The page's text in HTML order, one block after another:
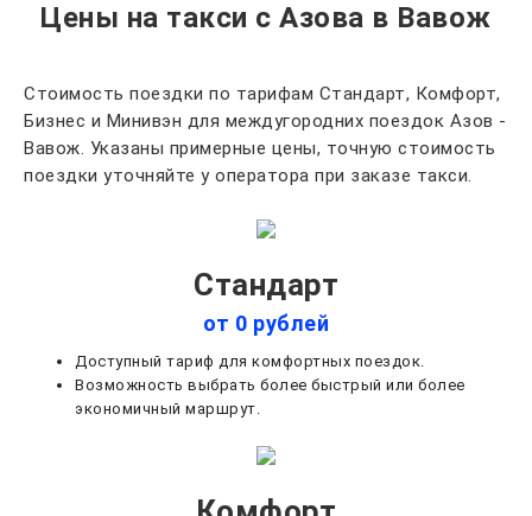
Цены на такси с Азова в Вавож
Стоимость поездки по тарифам Стандарт, Комфорт,
Бизнес и Минивэн для междугородних поездок Азов -
Вавож. Указаны примерные цены, точную стоимость
поездки уточняйте у оператора при заказе такси.
Стандарт
от 0 рублей
Доступный тариф для комфортных поездок.
Возможность выбрать более быстрый или более
экономичный маршрут.